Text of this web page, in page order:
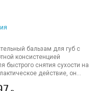
бальзам для губ с
консистенцией
быстрого снятия сухости на
действие, он...